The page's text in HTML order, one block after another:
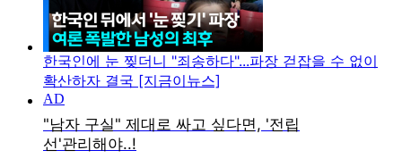
한국인에 눈 찢더니 "죄송하다"...파장 걷잡을 수 없이
확산하자 결국 [지금이뉴스]